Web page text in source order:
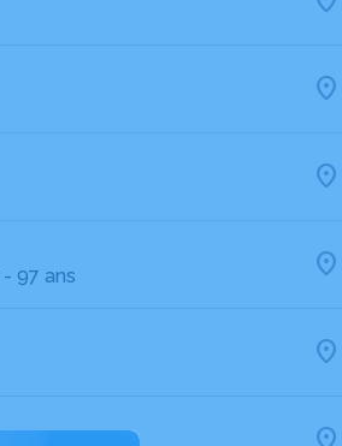
- 97 ans